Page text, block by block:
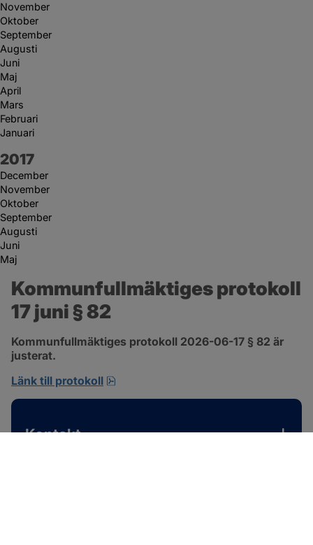
November
Oktober
September
Augusti
Juni
Maj
April
Mars
Februari
Januari
År:
2017
December
November
Oktober
September
Augusti
Juni
Maj
Kommunfullmäktiges protokoll
17 juni § 82
Kommunfullmäktiges protokoll 2026-06-17 § 82 är
justerat.
Länk till protokoll
Kontakt